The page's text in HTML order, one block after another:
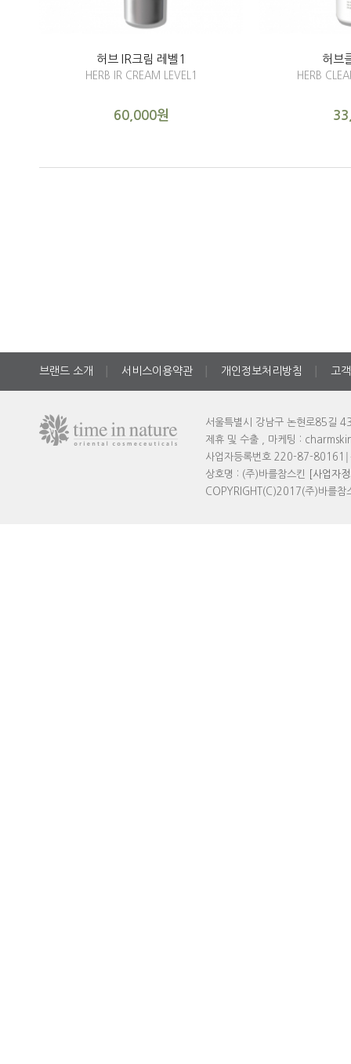
허브 IR크림 레벨1
HERB IR CREAM LEVEL1
60,000원
허브
HERB
브랜드 소개 서비스이용약관 개인정보처리방침 고
서울특별시 강남구 논현로85길
제휴 및 수출 , 마케팅 :
사업자등록번호 220-87-80161
상호명 : (주)바를참스킨
[사업자
COPYRIGHT(C)2017(주)바를참